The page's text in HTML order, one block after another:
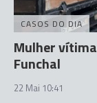
CASOS DO DIA
Mulher
Funchal
22 Mai 10:41